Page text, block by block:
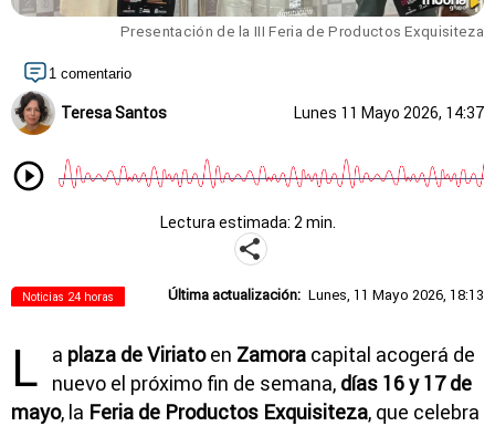
Presentación de la III Feria de Productos Exquisiteza
1 comentario
Teresa Santos Lunes 11 Mayo 2026, 14:37
Lectura estimada: 2 min.
Noticias 24 horas Última actualización: Lunes, 11 Mayo 2026, 18:13
L a plaza de Viriatoen Zamora capital acogerá de
nuevo el próximo fin de semana, días 16 y 17 de
mayo, la Feria de Productos Exquisiteza, que celebra